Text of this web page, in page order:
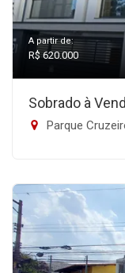
A partir de:
R$ 620.000
Sobrado à
Parque